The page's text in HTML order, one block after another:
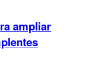
ampliar